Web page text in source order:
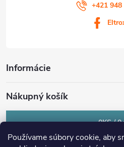
Používame súbory cookie, aby
+421
Informácie
Nákupný košík
0KS /0